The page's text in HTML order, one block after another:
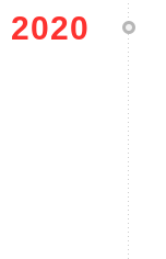
2020